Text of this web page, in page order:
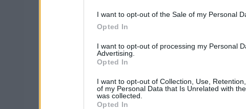
I want to opt-out of the Sale of my Personal
Opted In
I want to opt-out of processing my Personal
Advertising.
Opted In
I want to opt-out of Collection, Use,
of my Personal Data that Is Unrelated with
was collected.
Opted In